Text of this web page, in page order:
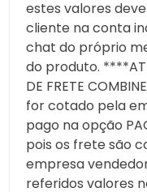
estes valores
cliente na conta
chat do próprio
do produto.
DE FRETE
for cotado pela
pago na opção
pois os frete são
empresa
referidos valores